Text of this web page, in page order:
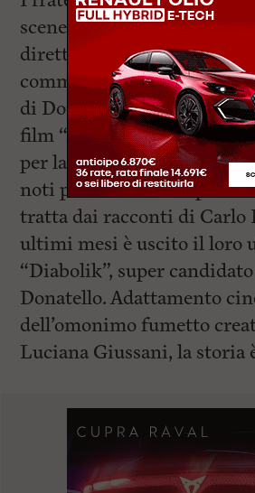
sceneggiatori, produttori
direttori della fotografia,
commedie musicali.
di Donatello per il miglior
film “Ammore e malavita”.
per la televisione, e in
noti per la serie
tratta dai racconti di Carlo
ultimi mesi è uscito il loro
“Diabolik”, super
Donatello. Adattamento
dell’omonimo fumetto
Luciana Giussani, la storia